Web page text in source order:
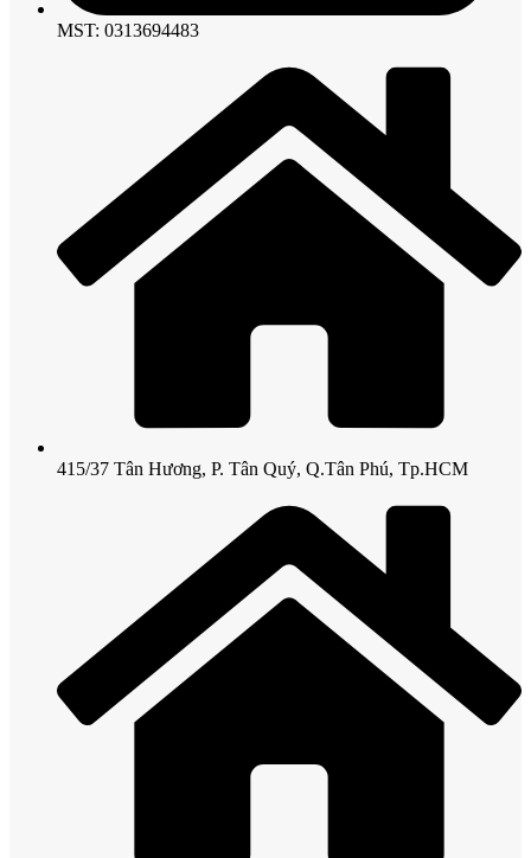
MST: 0313694483
415/37 Tân Hương, P. Tân Quý, Q.Tân Phú, Tp.HCM